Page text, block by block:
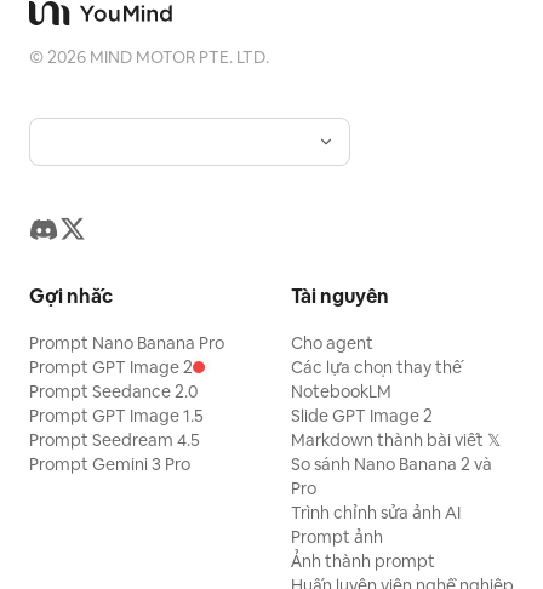
©2026 MIND MOTOR PTE. LTD.
Gợi nhắc
Prompt Nano Banana Pro
Prompt GPT Image 2
Prompt Seedance 2.0
Prompt GPT Image 1.5
Prompt Seedream 4.5
Prompt Gemini 3 Pro
Tài nguyên
Cho agent
Các lựa chọn thay thế
NotebookLM
Slide GPT Image 2
Markdown thành bài viết 𝕏
So sánh Nano Banana 2 và
Pro
Trình chỉnh sửa ảnh AI
Prompt ảnh
Ảnh thành prompt